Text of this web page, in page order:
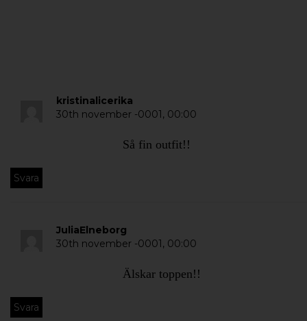
kristinalicerika
30th november -0001, 00:00
Så fin outfit!!
Svara
JuliaElneborg
30th november -0001, 00:00
Älskar toppen!!
Svara